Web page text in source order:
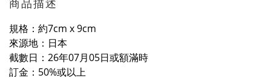
商品描述
規格：約7cm x 9cm
來源地：日本
截數日：26年07月05日或額滿時
訂金：50%或以上